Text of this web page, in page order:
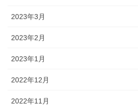
2023年3月
2023年2月
2023年1月
2022年12月
2022年11月